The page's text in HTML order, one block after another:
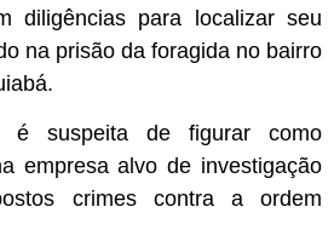
diligências para localizar seu
na prisão da foragida no bairro
é suspeita de figurar como
empresa alvo de investigação
crimes contra a ordem